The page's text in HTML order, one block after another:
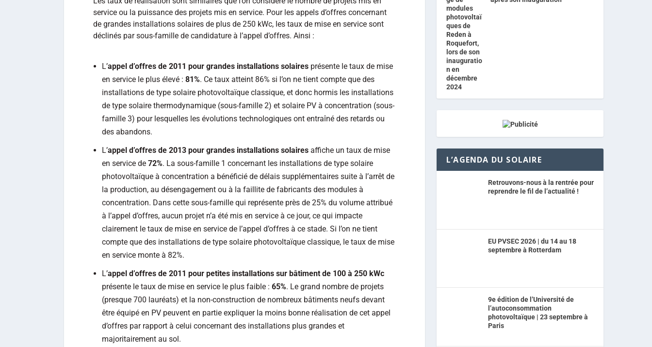
service ou la puissance des projets mis en service. Pour les appels d’offres concernant
de grandes installations solaires de plus de 250 kWc, les taux de mise en service sont
déclinés par sous-famille de candidature à l’appel d’offres. Ainsi :
L’appel d’offres de 2011 pour grandes installations solaires présente le taux de mise
en service le plus élevé :81%. Ce taux atteint 86% si l’on ne tient compte que des
installations de type solaire photovoltaïque classique, et donc hormis les installations
de type solaire thermodynamique (sous-famille 2) et solaire PV à concentration (sous-
famille 3) pour lesquelles les évolutions technologiques ont entraîné des retards ou
des abandons.
L’appel d’offres de 2013 pour grandes installations solaires affiche un taux de mise
en service de72%. La sous-famille 1 concernant les installations de type solaire
photovoltaïque à concentration a bénéficié de délais supplémentaires suite à l’arrêt de
la production, au désengagement ou à la faillite de fabricants des modules à
concentration. Dans cette sous-famille qui représente près de 25% du volume attribué
à l’appel d’offres, aucun projet n’a été mis en service à ce jour, ce qui impacte
clairement le taux de mise en service de l’appel d’offres à ce stade. Si l’on ne tient
compte que des installations de type solaire photovoltaïque classique, le taux de mise
en service monte à 82%.
L’appel d’offres de 2011 pour petites installations sur bâtiment de 100 à 250 kWc
présente le taux de mise en service le plus faible :65%. Le grand nombre de projets
(presque 700 lauréats) et la non-construction de nombreux bâtiments neufs devant
être équipé en PV peuvent en partie expliquer la moins bonne réalisation de cet appel
d’offres par rapport à celui concernant des installations plus grandes et
majoritairement au sol.
L’AGENDA DU SOLAIRE
Retrouvons-nous à la rentrée pour
reprendre le fil de l’actualité !
EU PVSEC 2026 | du 14 au 18
septembre à Rotterdam
9e édition de l’Université de
l’autoconsommation
photovoltaïque | 23 septembre à
Paris